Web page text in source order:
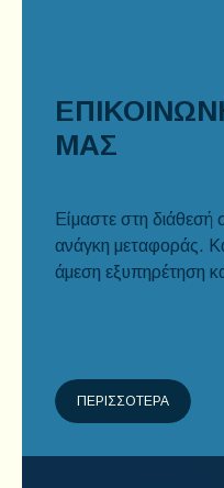
Είμαστε στη διάθεσή
ανάγκη μεταφοράς.
άμεση εξυπηρέτηση
ΠΕΡΙΣΣΟΤΕΡΑ
ΜΑΣ